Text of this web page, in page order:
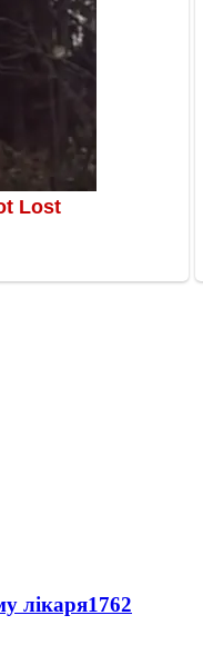
лікаря1762